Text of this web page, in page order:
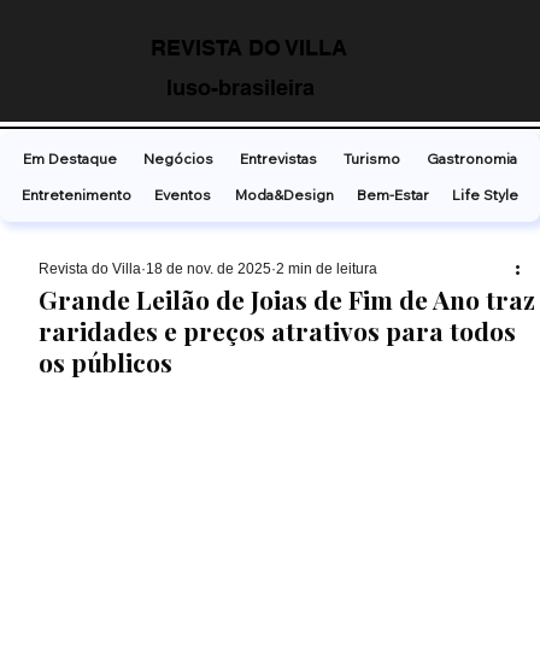
REVISTA DO VILLA
luso-brasileira
Grande Leilão de Joias de Fim de Ano traz
raridades e preços atrativos para todos
os públicos
Revista do Villa 18 de nov. de 2025 2 min de leitura
Em Destaque Negócios Entrevistas Turismo
Gastronomia
Entretenimento
Eventos Moda&Design Bem-Estar Life Style